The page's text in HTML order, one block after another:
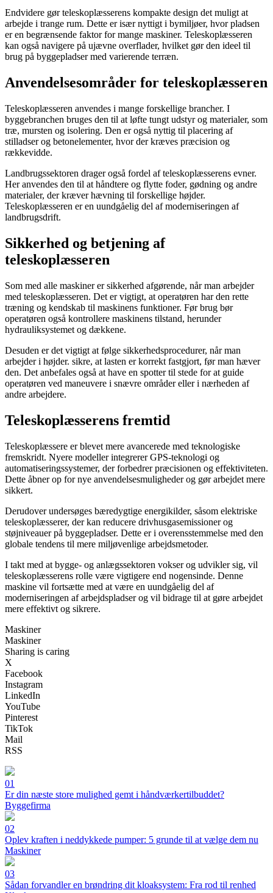
Endvidere gør teleskoplæsserens kompakte design det muligt at
arbejde i trange rum. Dette er især nyttigt i bymiljøer, hvor pladsen
er en begrænsende faktor for mange maskiner. Teleskoplæsseren
kan også navigere på ujævne overflader, hvilket gør den ideel til
brug på byggepladser med varierende terræn.
Anvendelsesområder for teleskoplæsseren
Teleskoplæsseren anvendes i mange forskellige brancher. I
byggebranchen bruges den til at løfte tungt udstyr og materialer, som
træ, mursten og isolering. Den er også nyttig til placering af
stilladser og betonelementer, hvor der kræves præcision og
rækkevidde.
Landbrugssektoren drager også fordel af teleskoplæsserens evner.
Her anvendes den til at håndtere og flytte foder, gødning og andre
materialer, der kræver hævning til forskellige højder.
Teleskoplæsseren er en uundgåelig del af moderniseringen af
landbrugsdrift.
Sikkerhed og betjening af
teleskoplæsseren
Som med alle maskiner er sikkerhed afgørende, når man arbejder
med teleskoplæsseren. Det er vigtigt, at operatøren har den rette
træning og kendskab til maskinens funktioner. Før brug bør
operatøren også kontrollere maskinens tilstand, herunder
hydrauliksystemet og dækkene.
Desuden er det vigtigt at følge sikkerhedsprocedurer, når man
arbejder i højder. sikre, at lasten er korrekt fastgjort, før man hæver
den. Det anbefales også at have en spotter til stede for at guide
operatøren ved maneuvere i snævre områder eller i nærheden af
andre arbejdere.
Teleskoplæsserens fremtid
Teleskoplæssere er blevet mere avancerede med teknologiske
fremskridt. Nyere modeller integrerer GPS-teknologi og
automatiseringssystemer, der forbedrer præcisionen og effektiviteten.
Dette åbner op for nye anvendelsesmuligheder og gør arbejdet mere
sikkert.
Derudover undersøges bæredygtige energikilder, såsom elektriske
teleskoplæsserer, der kan reducere drivhusgasemissioner og
støjniveauer på byggepladser. Dette er i overensstemmelse med den
globale tendens til mere miljøvenlige arbejdsmetoder.
I takt med at bygge- og anlægssektoren vokser og udvikler sig, vil
teleskoplæsserens rolle være vigtigere end nogensinde. Denne
maskine vil fortsætte med at være en uundgåelig del af
moderniseringen af arbejdspladser og vil bidrage til at gøre arbejdet
mere effektivt og sikrere.
Maskiner
Maskiner
Sharing is caring
X
Facebook
Instagram
LinkedIn
YouTube
Pinterest
TikTok
Mail
RSS
01
Er din næste store mulighed gemt i håndværkertilbuddet?
Byggefirma
02
Oplev kraften i neddykkede pumper: 5 grunde til at vælge dem nu
Maskiner
03
Sådan forvandler en brøndring dit kloaksystem: Fra rod til renhed